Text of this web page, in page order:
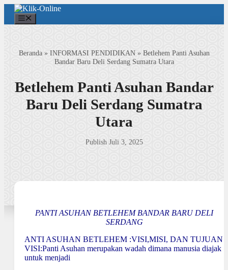
Langsung
isi
Beranda» INFORMASI PENDIDIKAN» Betlehem Panti Asuhan
Bandar Baru Deli Serdang Sumatra Utara
Betlehem Panti Asuhan Bandar
Baru Deli Serdang Sumatra
Utara
Publish Juli 3, 2025
PANTI ASUHAN BETLEHEM BANDAR BARU DELI
SERDANG
ANTI ASUHAN BETLEHEM :VISI,MISI, DAN TUJUAN
VISI:Panti Asuhan merupakan wadah dimana manusia diajak
untuk menjadi